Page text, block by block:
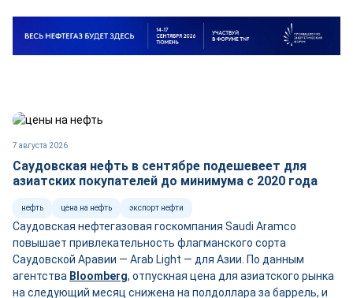
7 августа 2026
Саудовская нефть в сентябре подешевеет для
азиатских покупателей до минимума с 2020 года
нефть цена на нефть экспорт нефти
Саудовская нефтегазовая госкомпания Saudi Aramco
повышает привлекательность флагманского сорта
Саудовской Аравии — Arab Light — для Азии. По данным
агентства Bloomberg, отпускная цена для азиатского рынка
на следующий месяц снижена на полдоллара за баррель, и